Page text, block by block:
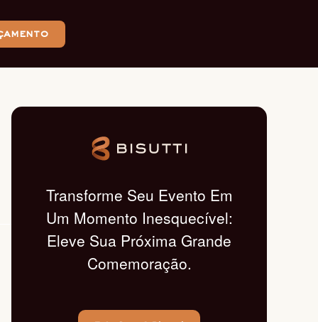
Transforme Seu Evento Em
Um Momento Inesquecível:
Eleve Sua Próxima Grande
Comemoração.